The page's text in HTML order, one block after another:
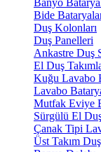
Banyo
Bide
Duş Kolonları
Duş Panelleri
Ankastre Duş
El Duş
Kuğu Lavabo
Lavabo
Mutfak Eviye
Sürgülü El
Çanak Tipi
Üst Takım